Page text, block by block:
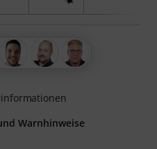
Warnhinweise